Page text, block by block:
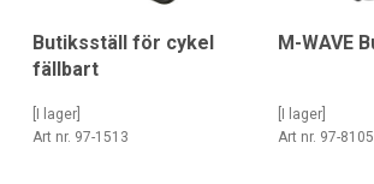
Butiksställ för cykel
fällbart
[I lager]
Art nr. 97-1513
M-WAVE
[I lager]
Art nr. 97-8105